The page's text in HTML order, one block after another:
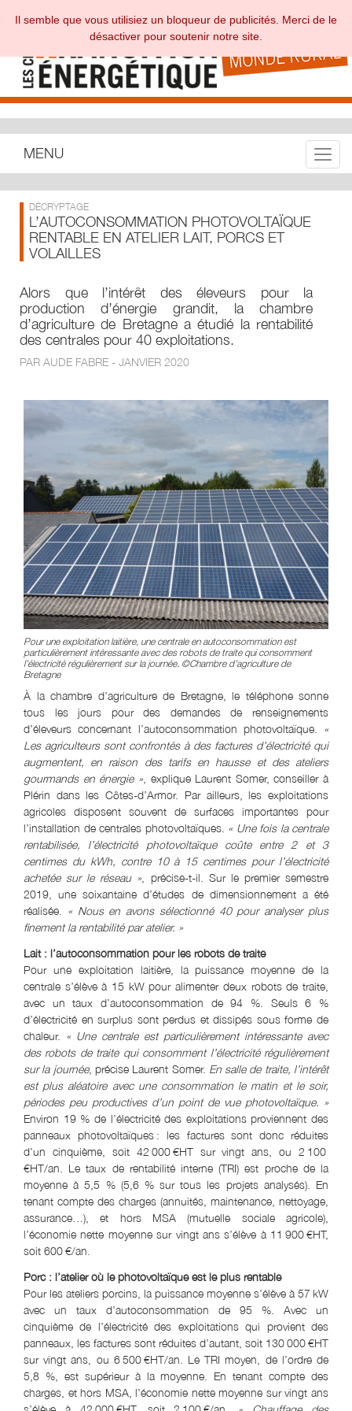
MENU
DÉCRYPTAGE
L’AUTOCONSOMMATION PHOTOVOLTAÏQUE
RENTABLE EN ATELIER LAIT, PORCS ET
VOLAILLES
Alors que l’intérêt des éleveurs pour la
production d’énergie grandit, la chambre
d’agriculture de Bretagne a étudié la rentabilité
des centrales pour 40 exploitations.
PAR AUDE FABRE - JANVIER 2020
Pour une exploitation laitière, une centrale en autoconsommation est
particulièrement intéressante avec des robots de traite qui consomment
l’électricité régulièrement sur la journée. ©Chambre d’agriculture de
Bretagne
À la chambre d’agriculture de Bretagne, le téléphone sonne
tous les jours pour des demandes de renseignements
d’éleveurs concernant l’autoconsommation photovoltaïque. «
Les agriculteurs sont confrontés à des factures d’électricité qui
augmentent, en raison des tarifs en hausse et des ateliers
gourmands en énergie », explique Laurent Somer, conseiller à
Plérin dans les Côtes-d’Armor. Par ailleurs, les exploitations
agricoles disposent souvent de surfaces importantes pour
l’installation de centrales photovoltaïques. « Une fois la centrale
rentabilisée, l’électricité photovoltaïque coûte entre 2 et 3
centimes du kWh, contre 10 à 15 centimes pour l’électricité
achetée sur le réseau » , précise-t-il. Sur le premier semestre
2019, une soixantaine d’études de dimensionnement a été
réalisée. « Nous en avons sélectionné 40 pour analyser plus
finement la rentabilité par atelier. »
Lait : l’autoconsommation pour les robots de traite
Pour une exploitation laitière, la puissance moyenne de la
centrale s’élève à 15 kW pour alimenter deux robots de traite,
avec un taux d’autoconsommation de 94 %. Seuls 6 %
d’électricité en surplus sont perdus et dissipés sous forme de
chaleur. « Une centrale est particulièrement intéressante avec
des robots de traite qui consomment l’électricité régulièrement
sur la journée, précise Laurent Somer. En salle de traite, l’intérêt
est plus aléatoire avec une consommation le matin et le soir,
périodes peu productives d’un point de vue photovoltaïque. »
Environ 19 % de l’électricité des exploitations proviennent des
panneaux photovoltaïques : les factures sont donc réduites
d’un cinquième, soit 42 000 €HT sur vingt ans, ou 2 100
€HT/an. Le taux de rentabilité interne (TRI) est proche de la
moyenne à 5,5 % (5,6 % sur tous les projets analysés). En
tenant compte des charges (annuités, maintenance, nettoyage,
assurance…), et hors MSA (mutuelle sociale agricole),
l’économie nette moyenne sur vingt ans s’élève à 11 900 €HT,
soit 600 €/an.
Porc : l’atelier où le photovoltaïque est le plus rentable
Pour les ateliers porcins, la puissance moyenne s’élève à 57 kW
avec un taux d’autoconsommation de 95 %. Avec un
cinquième de l’électricité des exploitations qui provient des
panneaux, les factures sont réduites d’autant, soit 130 000 €HT
sur vingt ans, ou 6 500 €HT/an. Le TRI moyen, de l’ordre de
5,8 %, est supérieur à la moyenne. En tenant compte des
charges, et hors MSA, l’économie nette moyenne sur vingt ans
Il semble que vous utilisiez un bloqueur de publicités. Merci de le
désactiver pour soutenir notre site.